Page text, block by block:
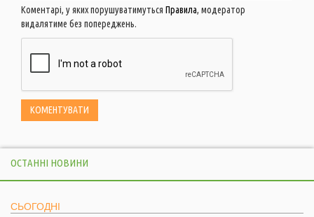
Коментарі, у яких порушуватимуться Правила, модератор
видалятиме без попереджень.
ОСТАННІ НОВИНИ
СЬОГОДНІ